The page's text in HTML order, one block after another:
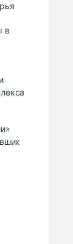
в